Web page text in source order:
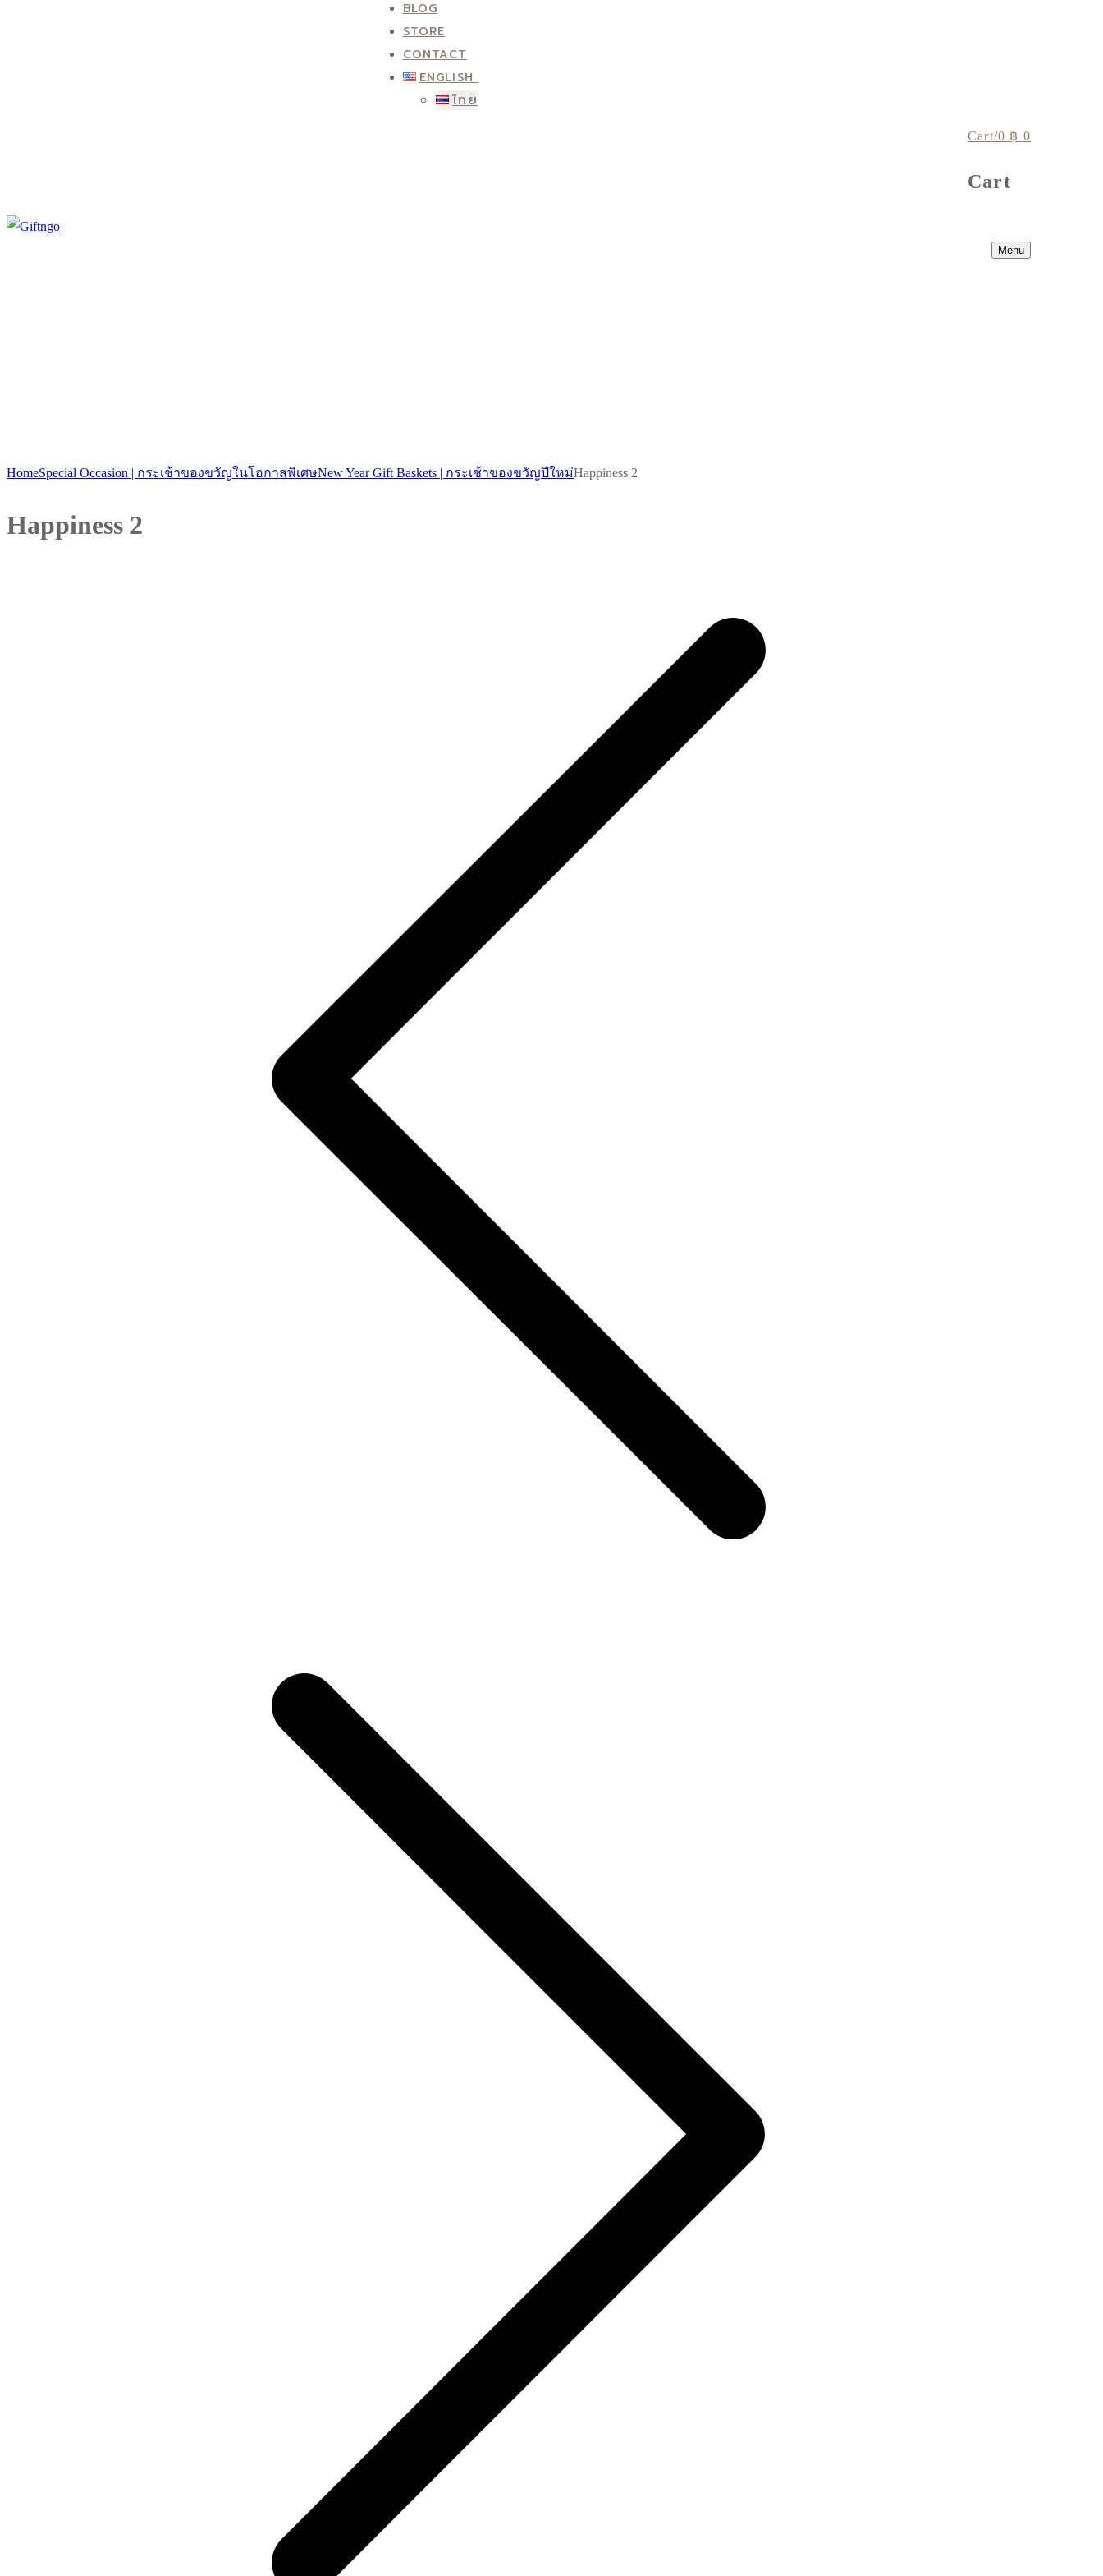
BLOG
STORE
CONTACT
ENGLISH
ไทย
Cart/0 ฿ 0
Cart
Menu
HomeSpecial Occasion | กระเช้าของขวัญในโอกาสพิเศษNew Year Gift Baskets | กระเช้าของขวัญปีใหม่Happiness 2
Happiness 2